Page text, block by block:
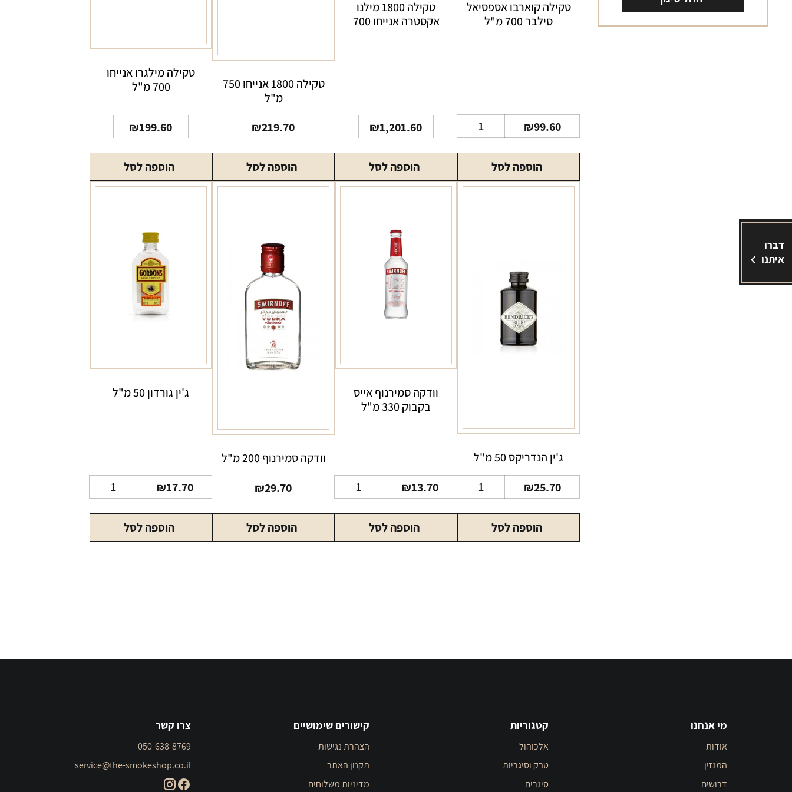
דברו
איתנו
טקילה קוארבו אספסיאל
סילבר 700 מ"ל
₪99.60
של
טקילה
קוארבו
אספסיאל
הוספה לסל
טקילה 1800 מילנו
אקסטרה אנייחו 700
₪1,201.60
הוספה לסל
טקילה 1800 אנייחו 750
מ"ל
₪219.70
הוספה לסל
טקילה מילגרו אנייחו
700 מ"ל
₪199.60
הוספה לסל
ג'ין הנדריקס 50 מ"ל
₪25.70
של
ג'ין
הנדריקסהוספה לסל
וודקה סמירנוף אייס
בקבוק 330 מ"ל
₪13.70
של
וודקה
סמירנוף
הוספה לסל
וודקה סמירנוף 200 מ"ל
₪29.70
הוספה לסל
ג'ין גורדון 50 מ"ל
₪17.70
של
ג'ין
גורדון
הוספה לסל
מי אנחנו
אודות
המגזין
דרושים
קטגוריות
אלכוהול
טבק וסיגריות
סיגרים
קישורים שימושיים
הצהרת נגישות
תקנון האתר
מדיניות משלוחים
צרו קשר
050-638-8769
service@the-smokeshop.co.il